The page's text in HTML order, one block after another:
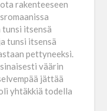
rakenteeseen
itsensä
tunsi itsensä
pettyneeksi.
väärin
jättää
yhtäkkiä todella